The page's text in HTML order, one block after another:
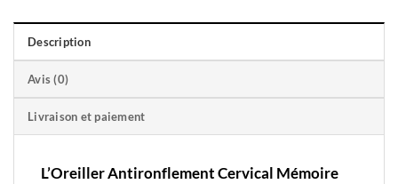
Description
Avis (0)
Livraison et paiement
L’Oreiller Antironflement Cervical Mémoire